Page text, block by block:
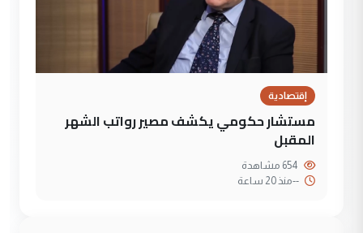
إقتصادية
مستشار حكومي يكشف مصير رواتب الشهر
المقبل
--منذ 20 ساعة